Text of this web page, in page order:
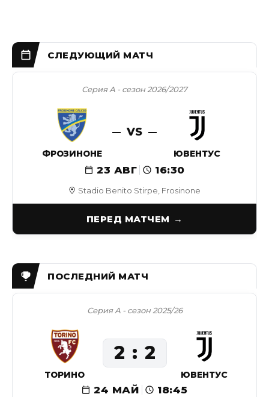
Stadio Benito Stirpe, Frosinone
Серия А - сезон 2026/2027
ФРОЗИНОНЕ
VS
ЮВЕНТУС
23 АВГ 16:30
ПЕРЕД МАТЧЕМ
Серия А - сезон 2025/26
24 МАЙ 18:45
ТОРИНО
2 2
ЮВЕНТУС